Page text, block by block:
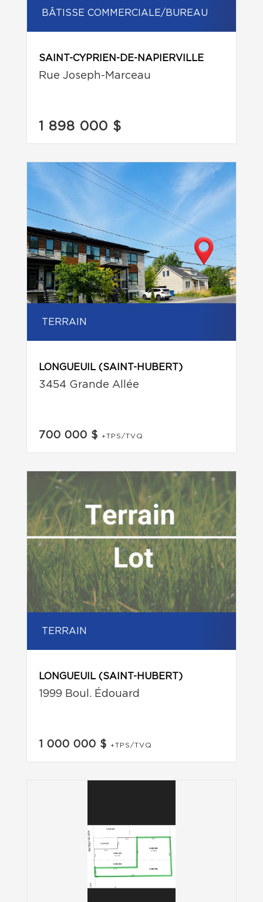
BÂTISSE COMMERCIALE/BUREAU
SAINT-CYPRIEN-DE-NAPIERVILLE
Rue Joseph-Marceau
1 898 000 $
TERRAIN
LONGUEUIL (SAINT-HUBERT)
3454 Grande Allée
700 000 $ +TPS/TVQ
TERRAIN
LONGUEUIL (SAINT-HUBERT)
1999 Boul. Édouard
1 000 000 $ +TPS/TVQ